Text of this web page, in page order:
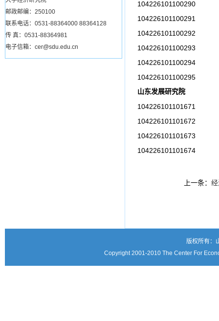
邮政邮编：250100
联系电话：0531-88364000 88364128
传 真：0531-88364981
电子信箱：cer@sdu.edu.cn
104226101100290
104226101100291
104226101100292
104226101100293
104226101100294
104226101100295
山东发展研究院
104226101101671
104226101101672
104226101101673
104226101101674
上一条：
版权所有：
Copyright 2001-2010 The Center For